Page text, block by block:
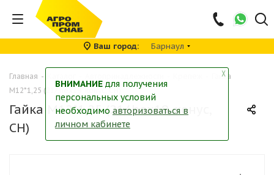
Ваш город Барнаул
Главная -
Гайка
М12*1,25 (21/,hex19, конус, CH)
Гайка М12*1,25 (21/,hex19, конус,
CH)
╳
ВНИМАНИЕ для получения
персональных условий
необходимо авторизоваться в
личном кабинете